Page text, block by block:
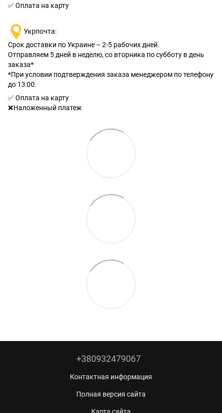
✅ Оплата на карту
Укрпочта:
Срок доставки по Украине – 2-5 рабочих дней.
Отправляем 5 дней в неделю, со вторника по субботу в день
заказа*
*При условии подтверждения заказа менеджером по телефону
до 13:00.
✅ Оплата на карту
❌Наложенный платеж
+380932479067
Контактная информация
Полная версия сайта